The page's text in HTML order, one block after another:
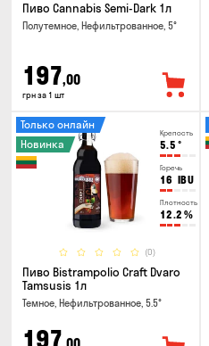
Пиво Cannabis Semi-Dark 1л
Полутемное, Нефильтрованное, 5°
197,00
грн за 1 шт
Крепость
5.5 °
Горечь
16 IBU
Плотность
12.2 %
(0)
Только онлайн
Новинка
Пиво Bistrampolio Craft Dvaro
Tamsusis 1л
Темное, Нефильтрованное, 5.5°
197